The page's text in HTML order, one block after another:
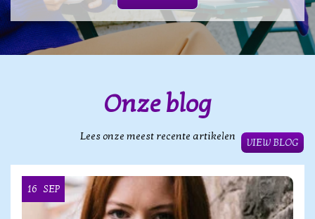
Onze blog
Lees onze meest recente artikelen
VIEW BLOG
16 SEP